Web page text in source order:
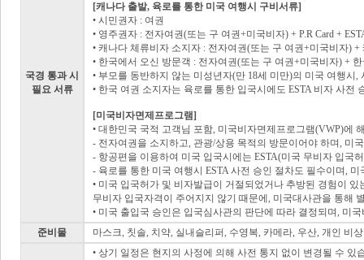
국경 통과 시
필요 서류
[캐나다 출발, 육로를 통한 미국 여행시 구비서류]
• 시민권자 : 여권
• 영주권자 : 전자여권(또는 구 여권+미국비자) + P.R Card +
• 캐나다 체류비자 소지자 : 전자여권(또는 구 여권+미국비자)
• 한국에서 오신 방문객 : 전자여권(또는 구 여권+미국비자) +
• 부모를 동반하지 않는 미성년자(만 18세 미만)의 미국 여행시
• 한국 여권 소지자는 육로를 통한 입국시에도 ESTA 비자 사전
[미국비자면제프로그램]
• 대한민국 국적 고객님 포함, 미국비자면제프로그램(VWP)에
- 전자여권을 소지하고, 관광/상용 목적의 방문이어야 하며, 미
- 항공편을 이용하여 미국 입국시에는 ESTA(미국 무비자 입국
- 육로를 통한 미국 여행시 ESTA 사전 승인 절차도 필수이며,
• 미국 입국허가 및 비자발급이 거절되었거나 추방된 경험이
무비자 입국자격이 주어지지 않기 때문에, 미국대사관을 통해
• 미국 출입국 승인은 입국심사관의 판단에 따라 결정되며, 미
준비물
마스크, 칫솔, 치약, 실내슬리퍼, 수영복, 카메라, 우산, 개인 비
• 상기 일정은 현지의 사정에 의해 사전 통지 없이 변경될 수 있